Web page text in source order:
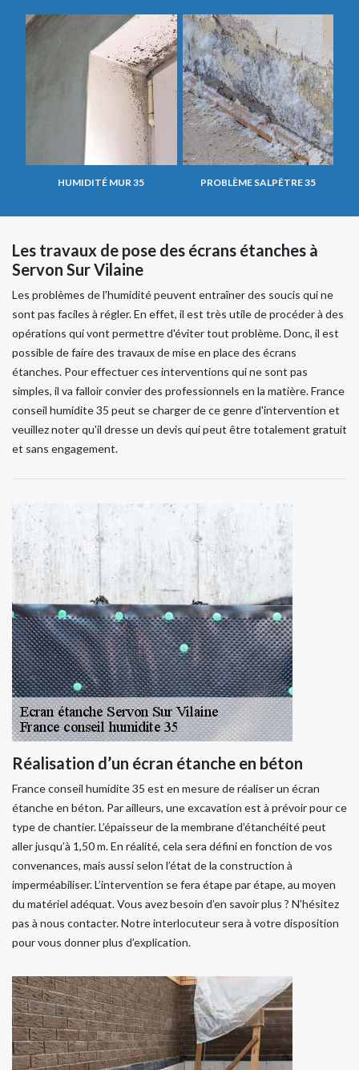
HUMIDITÉ MUR 35 PROBLÈME SALPÊTRE 35
Les travaux de pose des écrans étanches à
Servon Sur Vilaine
Les problèmes de l'humidité peuvent entraîner des soucis qui ne
sont pas faciles à régler. En effet, il est très utile de procéder à des
opérations qui vont permettre d'éviter tout problème. Donc, il est
possible de faire des travaux de mise en place des écrans
étanches. Pour effectuer ces interventions qui ne sont pas
simples, il va falloir convier des professionnels en la matière. France
conseil humidite 35 peut se charger de ce genre d'intervention et
veuillez noter qu'il dresse un devis qui peut être totalement gratuit
et sans engagement.
Réalisation d’un écran étanche en béton
France conseil humidite 35 est en mesure de réaliser un écran
étanche en béton. Par ailleurs, une excavation est à prévoir pour ce
type de chantier. L’épaisseur de la membrane d’étanchéité peut
aller jusqu’à 1,50 m. En réalité, cela sera défini en fonction de vos
convenances, mais aussi selon l’état de la construction à
imperméabiliser. L’intervention se fera étape par étape, au moyen
du matériel adéquat. Vous avez besoin d’en savoir plus ? N’hésitez
pas à nous contacter. Notre interlocuteur sera à votre disposition
pour vous donner plus d’explication.